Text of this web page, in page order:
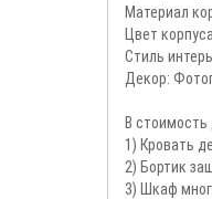
Материал
Цвет
Стиль
Декор:
В
1) Кровать
2) Бортик
3) Шкаф